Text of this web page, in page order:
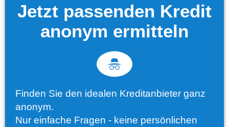
Jetzt passenden Kredit
anonym ermitteln
Finden Sie den idealen Kreditanbieter ganz
anonym.
Nur einfache Fragen - keine persönlichen